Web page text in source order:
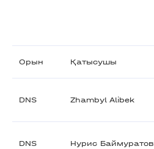
Орын Қатысушы
DNS Zhambyl Alibek
DNS Нурис Баймуратов